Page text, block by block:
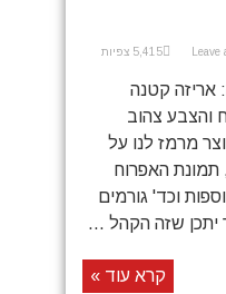
5,415 צפיות
אריזה קטנה
והצבע צהוב
מרמז לנו על
האפרוח
וכד' גורמים
יתכן שזה הקהל ...
קרא עוד »